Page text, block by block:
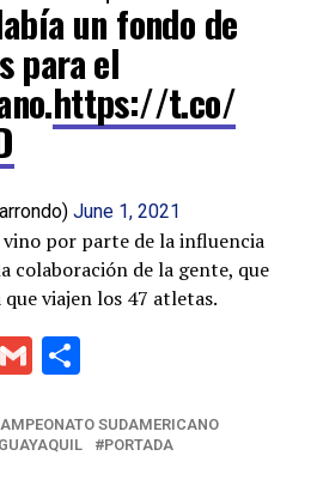
un fondo de
para el
https://t.co/
June 1, 2021
por parte de la influencia
colaboración de la gente, que
viajen los 47 atletas.
GmailShare
SUDAMERICANO
PORTADA